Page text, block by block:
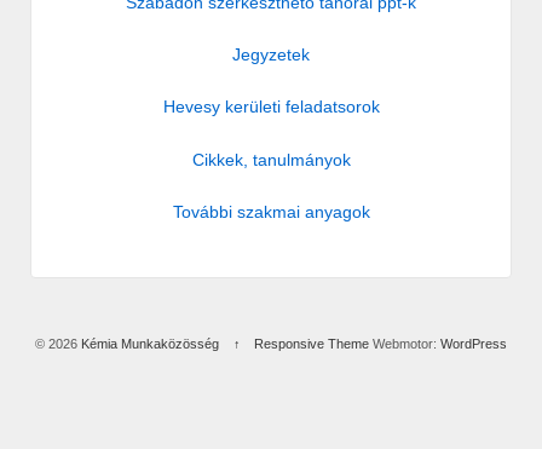
Jegyzetek
Hevesy kerületi feladatsorok
Cikkek, tanulmányok
További szakmai anyagok
© 2026 Kémia Munkaközösség ↑ Responsive ThemeWebmotor: WordPress